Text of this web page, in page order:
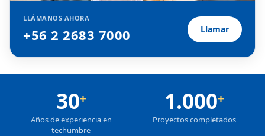
LLÁMANOS AHORA
+56 2 2683 7000 Llamar
30+
Años de experiencia en
techumbre
1.000+
Proyectos completados